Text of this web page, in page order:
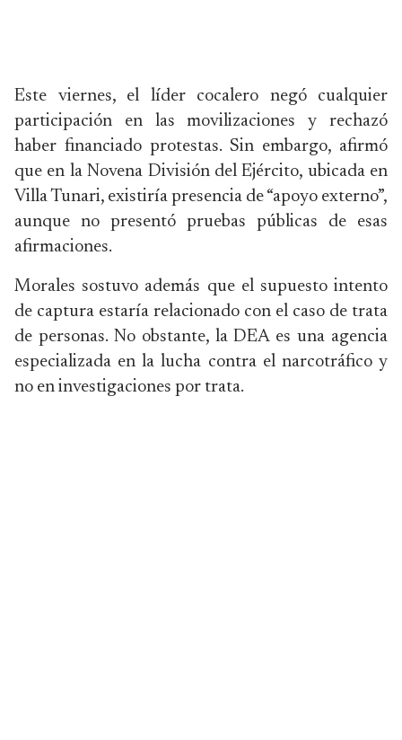
Este viernes, el líder cocalero negó cualquier
participación en las movilizaciones y rechazó
haber financiado protestas. Sin embargo, afirmó
que en la Novena División del Ejército, ubicada en
Villa Tunari, existiría presencia de “apoyo externo”,
aunque no presentó pruebas públicas de esas
afirmaciones.
Morales sostuvo además que el supuesto intento
de captura estaría relacionado con el caso de trata
de personas. No obstante, la DEA es una agencia
especializada en la lucha contra el narcotráfico y
no en investigaciones por trata.